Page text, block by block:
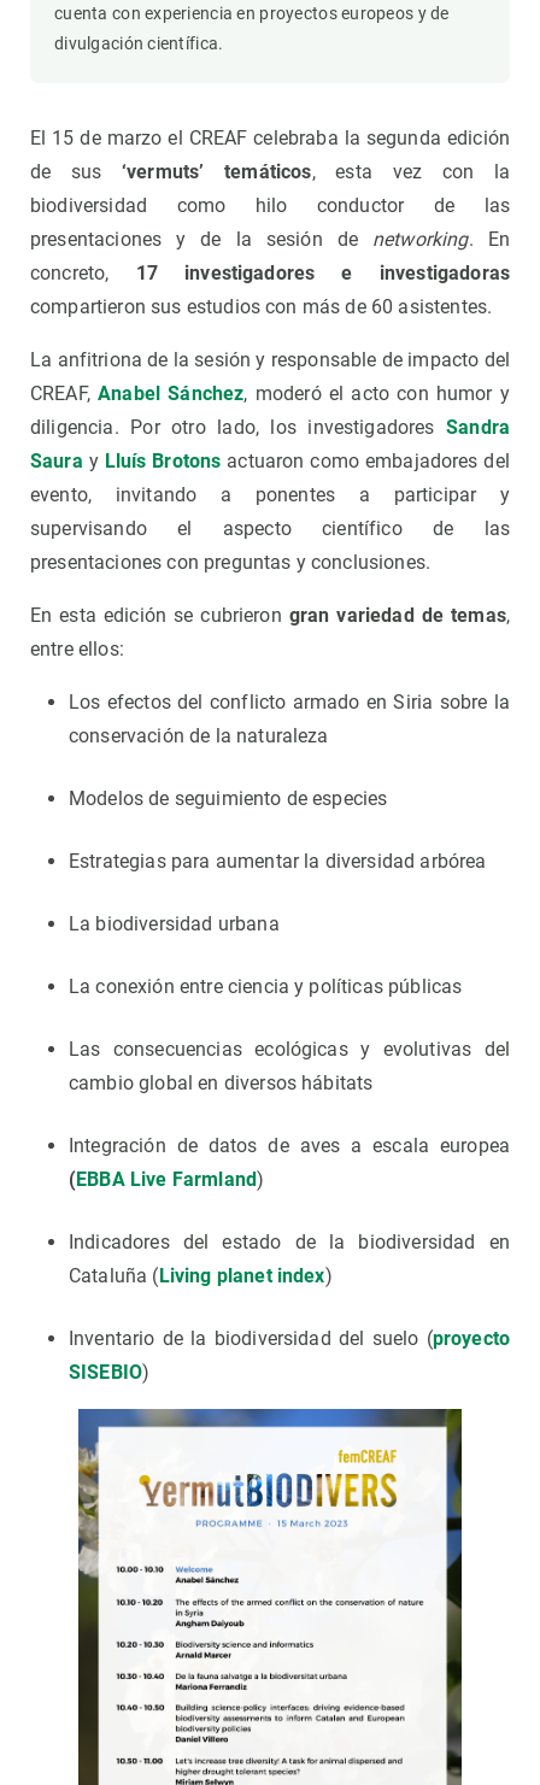
cuenta con experiencia en proyectos europeos y de
divulgación científica.
El 15 de marzo el CREAF celebraba la segunda edición
de sus‘vermuts’ temáticos, esta vez con la
biodiversidad como hilo conductor de las
presentaciones y de la sesión de networking. En
concreto, 17 investigadores e investigadoras
compartieron sus estudios con más de 60 asistentes.
La anfitriona de la sesión y responsable de impacto del
CREAF,Anabel Sánchez, moderó el acto con humor y
diligencia. Por otro lado, los investigadoresSandra
Saura y Lluís Brotons actuaron como embajadores del
evento, invitando a ponentes a participar y
supervisando el aspecto científico de las
presentaciones con preguntas y conclusiones.
En esta edición se cubrieron gran variedad de temas,
entre ellos:
Los efectos del conflicto armado en Siria sobre la
conservación de la naturaleza
Modelos de seguimiento de especies
Estrategias para aumentar la diversidad arbórea
La biodiversidad urbana
La conexión entre ciencia y políticas públicas
Las consecuencias ecológicas y evolutivas del
cambio global en diversos hábitats
Integración de datos de aves a escala europea
(EBBA Live Farmland)
Indicadores del estado de la biodiversidad en
Cataluña ( Living planet index)
Inventario de la biodiversidad del suelo (proyecto
SISEBIO)